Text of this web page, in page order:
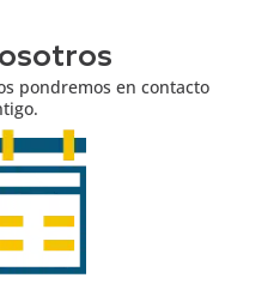
pondremos en contacto